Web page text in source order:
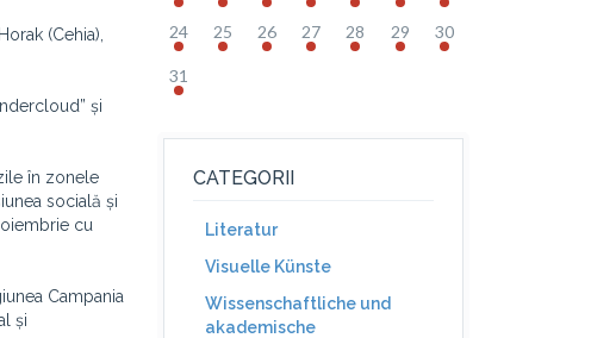
(Cehia),
și
în zonele
socială și
cu
Campania
și
24 25 26 27 28 29 30
31
CATEGORII
Literatur
Visuelle Künste
Wissenschaftliche und
akademische